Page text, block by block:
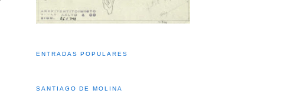
ENTRADAS POPULARES
SANTIAGO DE MOLINA